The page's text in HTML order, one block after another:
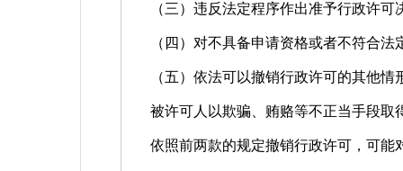
（三）违反法定程序作出准予行政许可
（四）对不具备申请资格或者不符合法
（五）依法可以撤销行政许可的其他情
被许可人以欺骗、贿赂等不正当手段取
依照前两款的规定撤销行政许可，可能